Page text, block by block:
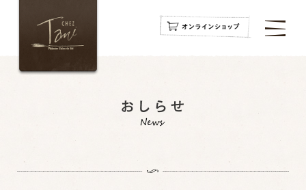
navigation
navigation
navigation